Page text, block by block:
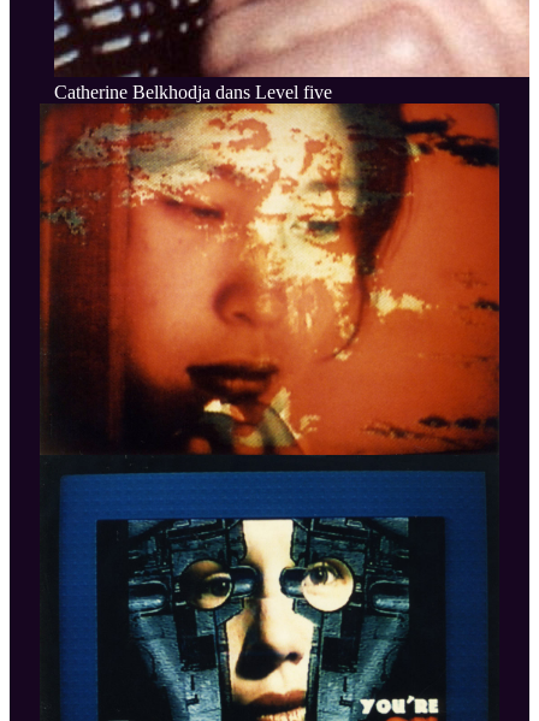
Catherine Belkhodja dans Level five